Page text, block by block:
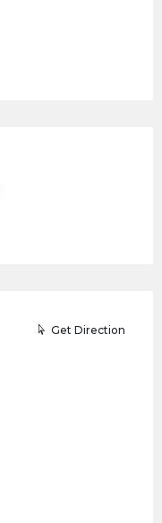
Get Direction